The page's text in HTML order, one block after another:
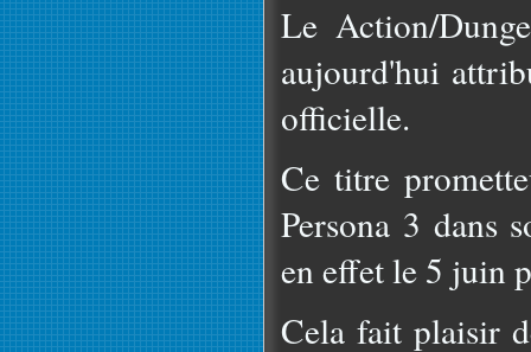
Le Action/
aujourd'hui
officielle.
Ce titre
Persona 3 dans
en effet le 5 juin
Cela fait plaisir